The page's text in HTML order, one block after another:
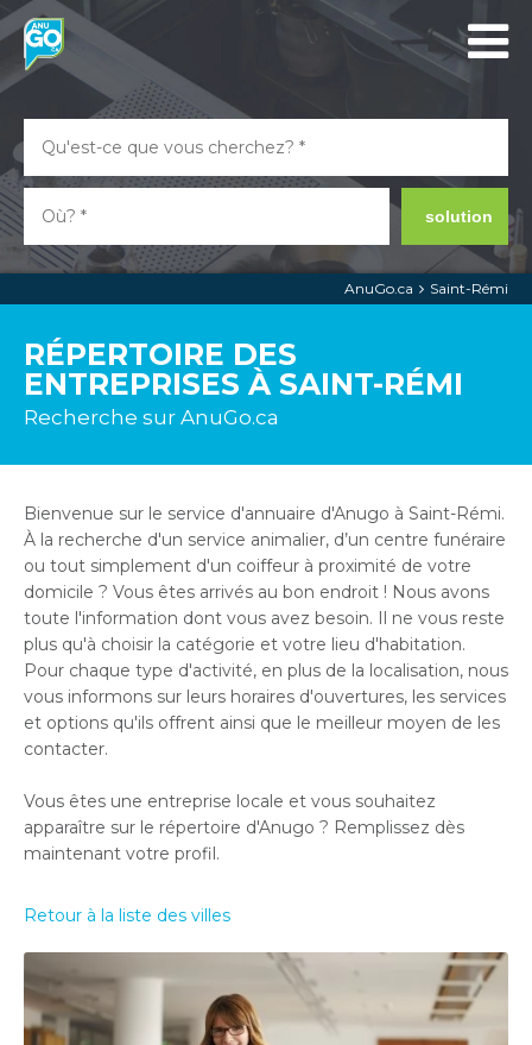
solution
AnuGo.ca Saint-Rémi
RÉPERTOIRE DES
ENTREPRISES À SAINT-RÉMI
Recherche sur AnuGo.ca
Bienvenue sur le service d'annuaire d'Anugo à Saint-Rémi.
À la recherche d'un service animalier, d’un centre funéraire
ou tout simplement d'un coiffeur à proximité de votre
domicile ? Vous êtes arrivés au bon endroit ! Nous avons
toute l'information dont vous avez besoin. Il ne vous reste
plus qu'à choisir la catégorie et votre lieu d'habitation.
Pour chaque type d'activité, en plus de la localisation, nous
vous informons sur leurs horaires d'ouvertures, les services
et options qu'ils offrent ainsi que le meilleur moyen de les
contacter.
Vous êtes une entreprise locale et vous souhaitez
apparaître sur le répertoire d'Anugo ? Remplissez dès
maintenant votre profil.
Retour à la liste des villes